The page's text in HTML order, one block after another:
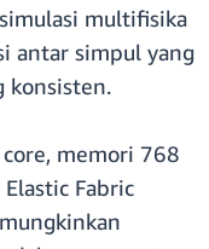
multifisika
antar simpul yang
konsisten.
memori 768
Fabric